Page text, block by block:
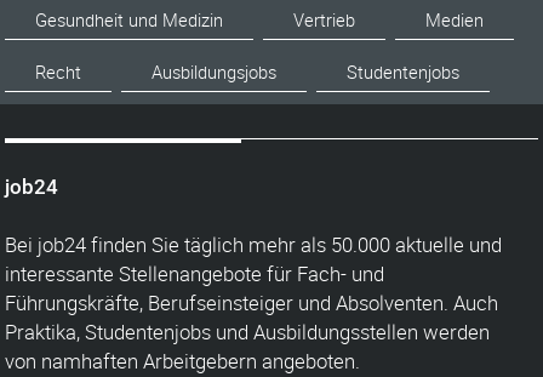
Gesundheit und Medizin Vertrieb Medien
Recht Ausbildungsjobs Studentenjobs
job24
Bei job24 finden Sie täglich mehr als 50.000 aktuelle und
interessante Stellenangebote für Fach- und
Führungskräfte, Berufseinsteiger und Absolventen. Auch
Praktika, Studentenjobs und Ausbildungsstellen werden
von namhaften Arbeitgebern angeboten.